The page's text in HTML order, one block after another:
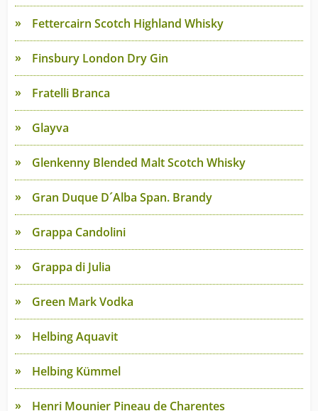
Fettercairn Scotch Highland Whisky
Finsbury London Dry Gin
Fratelli Branca
Glayva
Glenkenny Blended Malt Scotch Whisky
Gran Duque D´Alba Span. Brandy
Grappa Candolini
Grappa di Julia
Green Mark Vodka
Helbing Aquavit
Helbing Kümmel
Henri Mounier Pineau de Charentes